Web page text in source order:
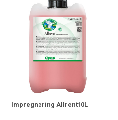
Impregnering Allrent10L